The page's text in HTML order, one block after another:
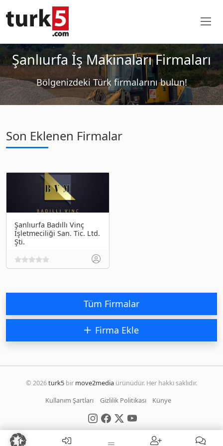
Şanlıurfa İş Makinaları Firmaları
Bölgenizdeki Türk firmalarını bulun!
Son Eklenen Firmalar
Şanlıurfa Badıllı Vinç
İşletmeciliği San. Tic. Ltd.
Şti.
Tüm Firmalar
Firma Ekle
© 2026turk5 bir move2media ürünüdür. Her hakkı saklıdır.
Kullanım Şartları
Gizlilik Politikası Künye